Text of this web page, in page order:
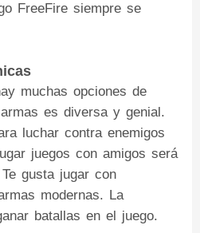
FreeFire siempre se
muchas opciones de
es diversa y genial.
luchar contra enemigos
juegos con amigos será
gusta jugar con
modernas. La
batallas en el juego.